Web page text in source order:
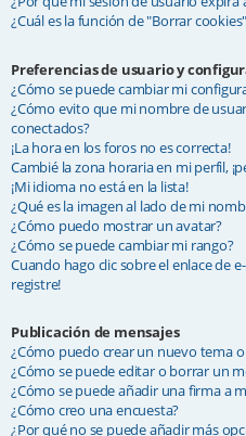
¿Cuál es la función de "Borrar
Preferencias de usuario y
¿Cómo se puede cambiar mi
¿Cómo evito que mi nombre de
conectados?
¡La hora en los foros no es correcta!
Cambié la zona horaria en mi perfil,
¡Mi idioma no está en la lista!
¿Qué es la imagen al lado de mi
¿Cómo puedo mostrar un avatar?
¿Cómo se puede cambiar mi rango?
Cuando hago clic sobre el enlace de
registre!
Publicación de mensajes
¿Cómo puedo crear un nuevo tema
¿Cómo se puede editar o borrar un
¿Cómo se puede añadir una firma a
¿Cómo creo una encuesta?
¿Por qué no se puede añadir más